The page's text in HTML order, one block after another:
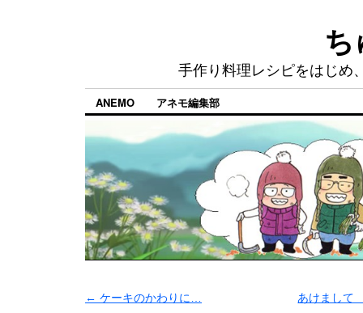
手作り料理レシピをはじめ
ANEMO アネモ編集部
← ケーキのかわりに… あけまし